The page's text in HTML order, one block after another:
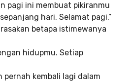
pagi ini membuat pikiranmu
hari. Selamat pagi.”
betapa istimewanya
hidupmu. Setiap
pernah kembali lagi dalam